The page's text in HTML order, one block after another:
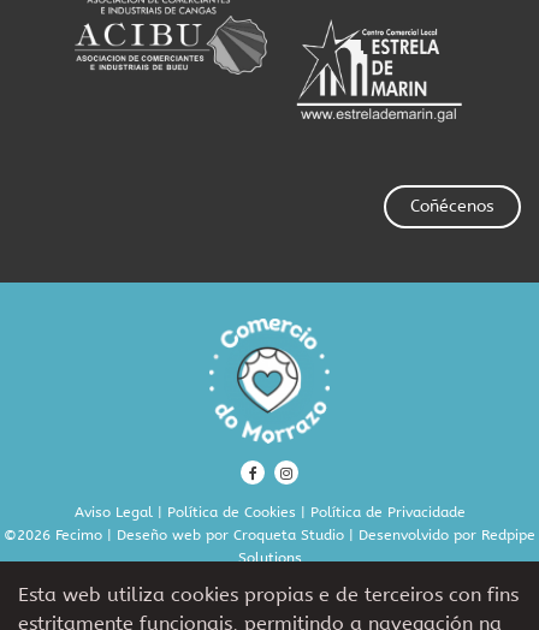
Coñécenos
Aviso Legal| Política de Cookies
Política de Privacidade
©2026 Fecimo | Deseño web por Croqueta Studio | Desenvolvido por Redpipe
Solutions
Esta web utiliza cookies propias e de terceiros con fins
estritamente funcionais, permitindo a navegación na